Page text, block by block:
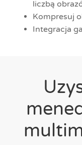
liczbą
Kompresuj
Integracja